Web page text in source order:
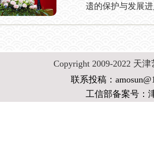
遗的保护与发展
Copyright 2009-2022 天
联系投稿：
工信部备案号：